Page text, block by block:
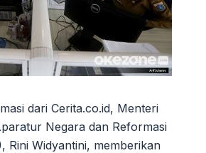
dari Cerita.co.id, Menteri
Negara dan Reformasi
Rini Widyantini, memberikan